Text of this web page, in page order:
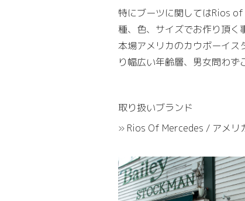
特にブーツに関してはRios
種、色、サイズでお作り頂く
本場アメリカのカウボーイス
り幅広い年齢層、男女問わず
取り扱いブランド
» Rios Of Mercedes / アメリ